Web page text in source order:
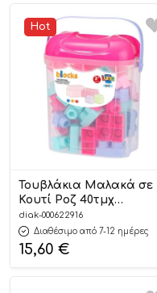
Hot
Τουβλάκια Μαλακά σε
Κουτί Ροζ 40τμχ
(21×13,5×26εκ)
5205698721335 3+ – Luna
diak-000622916
Διαθέσιμο από 7-12 ημέρες
15,60 €